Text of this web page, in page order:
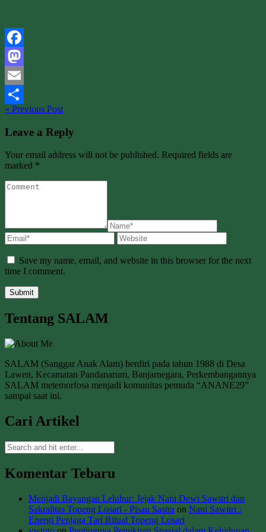
Facebook
Mastodon
Email
Share
« Previous Post
Leave a Reply
Your email address will not be published. Required fields are
marked *
Save my name, email, and website in this browser for the next
time I comment.
Tentang SALAM
SALAM (Sanggar Anak Alam) berdiri pada tahun 1988 di Desa
Lawen, Kecamatan Pandanarum, Banjarnegara, Perkembangannya
SALAM metemorfosa menjadi komunitas pemuda “ANANE29”
sampai saat ini.
Cari Artikel
Komentar Tebaru
Menjadi Bayangan Leluhur: Jejak Nani Dewi Sawitri dan
Sakralitas Topeng Losari - Pisau Sastra on Nani Sawitri :
Energi Penjaga Tari Ritual Topeng Losari